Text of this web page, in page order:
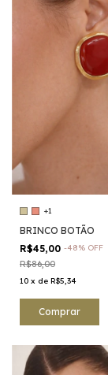
+1
BRINCO BOTÃO
R$45,00 -48% OFF
R$86,00
10 x de R$5,34
Comprar